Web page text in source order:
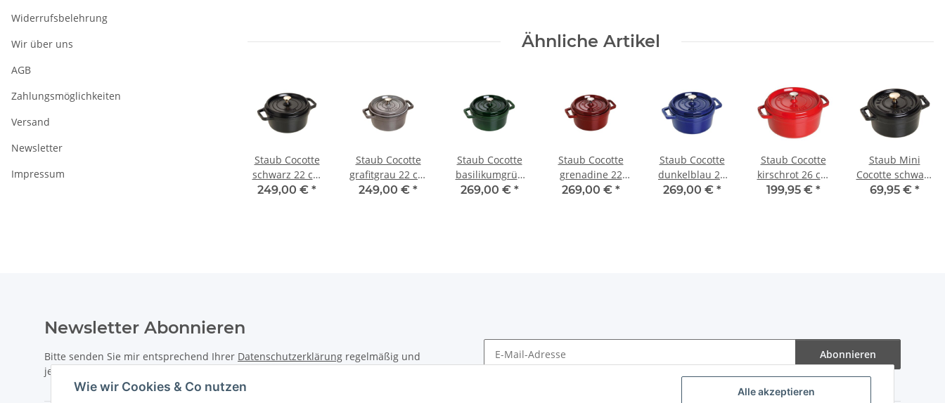
Alle akzeptieren
Wie wir Cookies & Co nutzen
Ähnliche Artikel
cm
grafitgrau 26 cm
Staub Cocotte
schwarz 22 cm
rund 2,6 l
249,00 € *
Staub Cocotte
grafitgrau 22 cm
rund 2,6 l
249,00 € *
Staub Cocotte
basilikumgrün
22 cm rund 2,6 l
269,00 € *
Staub Cocotte
grenadine 22
cm rund 2,6 l
269,00 € *
Staub Cocotte
dunkelblau 22
cm rund 2,6 l
269,00 € *
Staub Cocotte
kirschrot 26 cm
rund 5,2 l
199,95 € *
Staub Mini
Cocotte schwarz
10 cm rund 0,25
69,95 € *
Widerrufsbelehrung
Wir über uns
AGB
Zahlungsmöglichkeiten
Versand
Newsletter
Impressum
Newsletter Abonnieren
Bitte senden Sie mir entsprechend Ihrer Datenschutzerklärung regelmäßig und
jederzeit widerruflich Informationen zu Ihrem Produktsortiment per E-Mail zu.
Abonnieren